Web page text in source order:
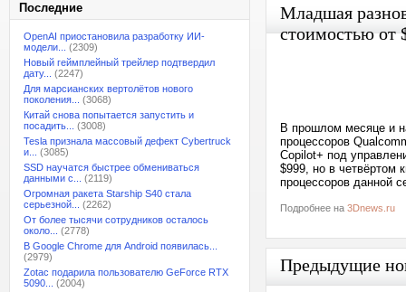
Последние
OpenAI приостановила разработку ИИ-
модели...
(2309)
Новый геймплейный трейлер подтвердил
дату...
(2247)
Для марсианских вертолётов нового
поколения...
(3068)
Китай снова попытается запустить и
посадить...
(3008)
Tesla признала массовый дефект Cybertruck
и...
(3085)
SSD научатся быстрее обмениваться
данными с...
(2119)
Огромная ракета Starship S40 стала
серьезной...
(2262)
От более тысячи сотрудников осталось
около...
(2778)
В Google Chrome для Android появилась...
(2979)
Zotac подарила пользователю GeForce RTX
5090...
(2004)
Младшая
стоимостью от
В прошлом месяце и
процессоров
Copilot+ под
$999, но в четвёртом
процессоров данной
Подробнее на 3Dnews.ru
Предыдущие